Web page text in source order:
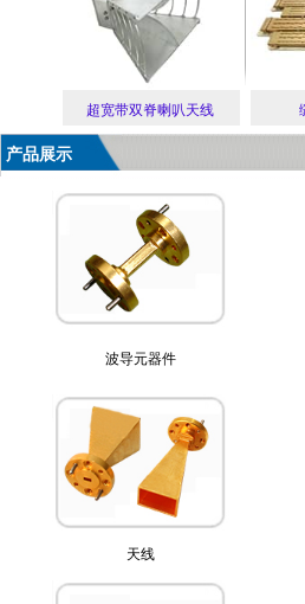
超宽带双脊喇叭天线
产品展示
波导元器件
天线